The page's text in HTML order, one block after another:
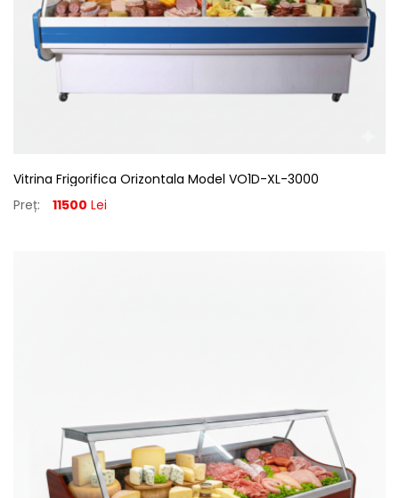
Vitrina Frigorifica Orizontala Model VO1D-XL-3000
Preț:
11500 Lei